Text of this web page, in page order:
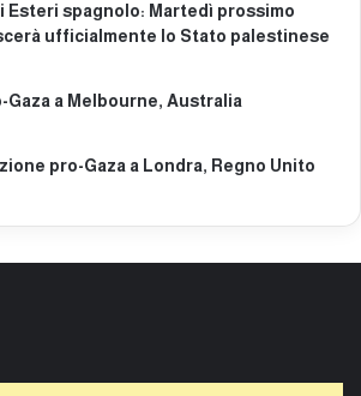
Esteri spagnolo: Martedì prossimo
ufficialmente lo Stato palestinese
Gaza a Melbourne, Australia
pro-Gaza a Londra, Regno Unito